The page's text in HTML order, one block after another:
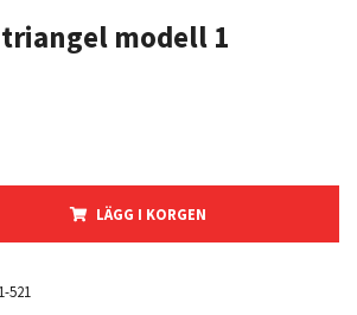
triangel modell 1
LÄGG I KORGEN
521